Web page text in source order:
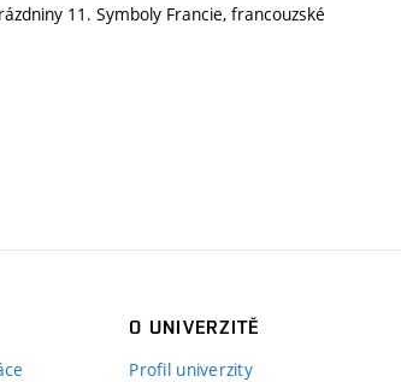
11. Symboly Francie, francouzské
O UNIVERZITĚ
Profil univerzity